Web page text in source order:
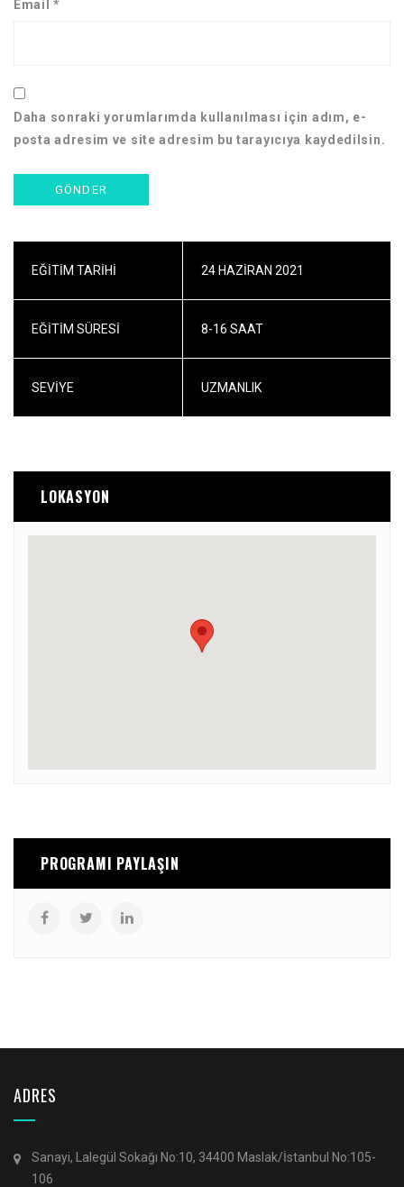
Email*
Daha sonraki yorumlarımda kullanılması için adım, e-
posta adresim ve site adresim bu tarayıcıya kaydedilsin.
EĞITIM TARIHI 24 HAZIRAN 2021
EĞITIM SÜRESI 8-16 SAAT
SEVIYE UZMANLIK
LOKASYON
PROGRAMI PAYLAŞIN
ADRES
Sanayi, Lalegül Sokağı No:10, 34400 Maslak/İstanbul No:105-
106